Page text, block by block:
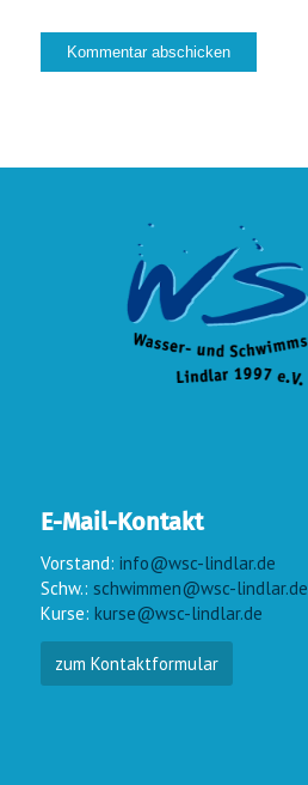
E-Mail-Kontakt
Vorstand: info@wsc-lindlar.de
Schw.: schwimmen@wsc-lindlar.de
Kurse: kurse@wsc-lindlar.de
zum Kontaktformular